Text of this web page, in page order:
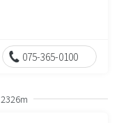
075-365-0100
2326m